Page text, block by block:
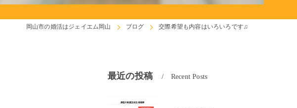
岡山市の婚活はジェイエム岡山 ブログ 交際希望も内容はいろいろです♫
最近の投稿 Recent Posts